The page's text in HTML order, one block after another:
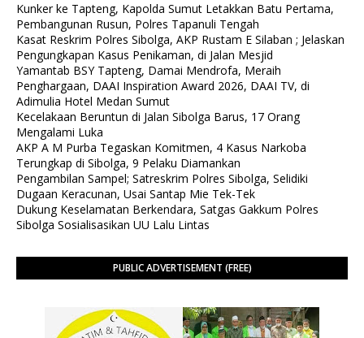
Kunker ke Tapteng, Kapolda Sumut Letakkan Batu Pertama,
Pembangunan Rusun, Polres Tapanuli Tengah
Kasat Reskrim Polres Sibolga, AKP Rustam E Silaban ; Jelaskan
Pengungkapan Kasus Penikaman, di Jalan Mesjid
Yamantab BSY Tapteng, Damai Mendrofa, Meraih
Penghargaan, DAAI Inspiration Award 2026, DAAI TV, di
Adimulia Hotel Medan Sumut
Kecelakaan Beruntun di Jalan Sibolga Barus, 17 Orang
Mengalami Luka
AKP A M Purba Tegaskan Komitmen, 4 Kasus Narkoba
Terungkap di Sibolga, 9 Pelaku Diamankan
Pengambilan Sampel; Satreskrim Polres Sibolga, Selidiki
Dugaan Keracunan, Usai Santap Mie Tek-Tek
Dukung Keselamatan Berkendara, Satgas Gakkum Polres
Sibolga Sosialisasikan UU Lalu Lintas
PUBLIC ADVERTISEMENT (FREE)